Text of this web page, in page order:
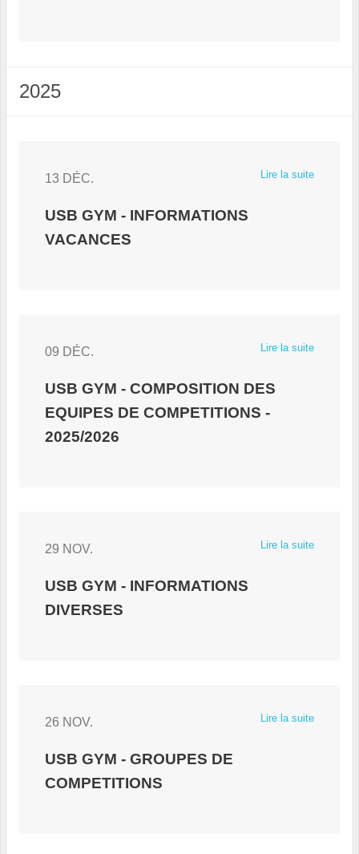
2025
Lire la suite
13 DÉC.
USB GYM - INFORMATIONS
VACANCES
Lire la suite
09 DÉC.
USB GYM - COMPOSITION DES
EQUIPES DE COMPETITIONS -
2025/2026
Lire la suite
29 NOV.
USB GYM - INFORMATIONS
DIVERSES
Lire la suite
26 NOV.
USB GYM - GROUPES DE
COMPETITIONS